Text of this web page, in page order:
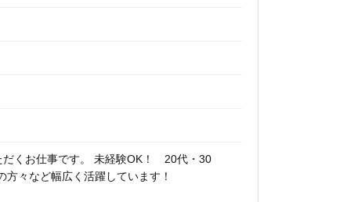
だくお仕事です。 未経験OK！ 20代・30
々など幅広く活躍しています！